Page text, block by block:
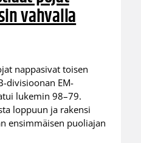
vahvalla
nappasivat toisen
divisioonan EM-
lukemin 98–79.
loppuun ja rakensi
ensimmäisen puoliajan